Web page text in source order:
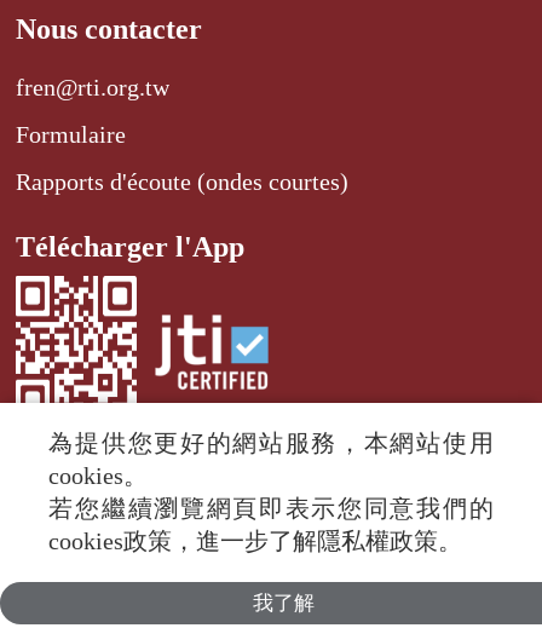
Nous contacter
fren@rti.org.tw
Formulaire
Rapports d'écoute (ondes courtes)
Télécharger l'App
© 2024 RTI (Radio Taiwan International).
All rights reserved.
為提供您更好的網站服務，本網站使用
cookies。
若您繼續瀏覽網頁即表示您同意我們的
cookies政策，進一步了解隱私權政策。
我了解